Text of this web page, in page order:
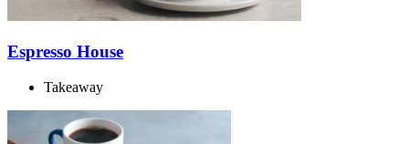
Espresso House
Takeaway